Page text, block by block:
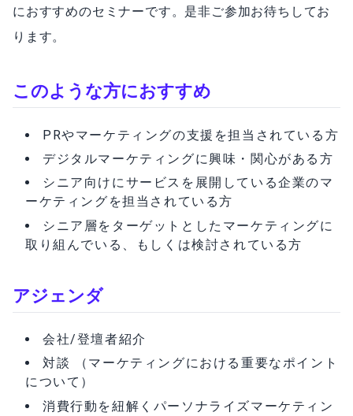
におすすめのセミナーです。是非ご参加お待ちしてお
ります。
このような方におすすめ
PRやマーケティングの支援を担当されている方
デジタルマーケティングに興味・関心がある方
シニア向けにサービスを展開している企業のマ
ーケティングを担当されている方
シニア層をターゲットとしたマーケティングに
取り組んでいる、もしくは検討されている方
アジェンダ
会社/登壇者紹介
対談 （マーケティングにおける重要なポイント
について）
消費行動を紐解くパーソナライズマーケティン